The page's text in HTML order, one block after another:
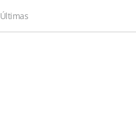
Últimas